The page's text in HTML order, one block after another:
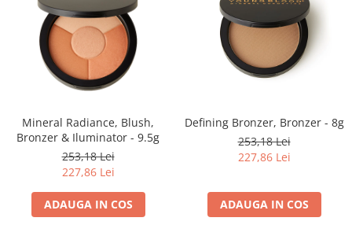
Mineral Radiance, Blush,
Bronzer & Iluminator - 9.5g
253,18 Lei
227,86 Lei
ADAUGA IN COS
Defining Bronzer, Bronzer - 8g
253,18 Lei
227,86 Lei
ADAUGA IN COS